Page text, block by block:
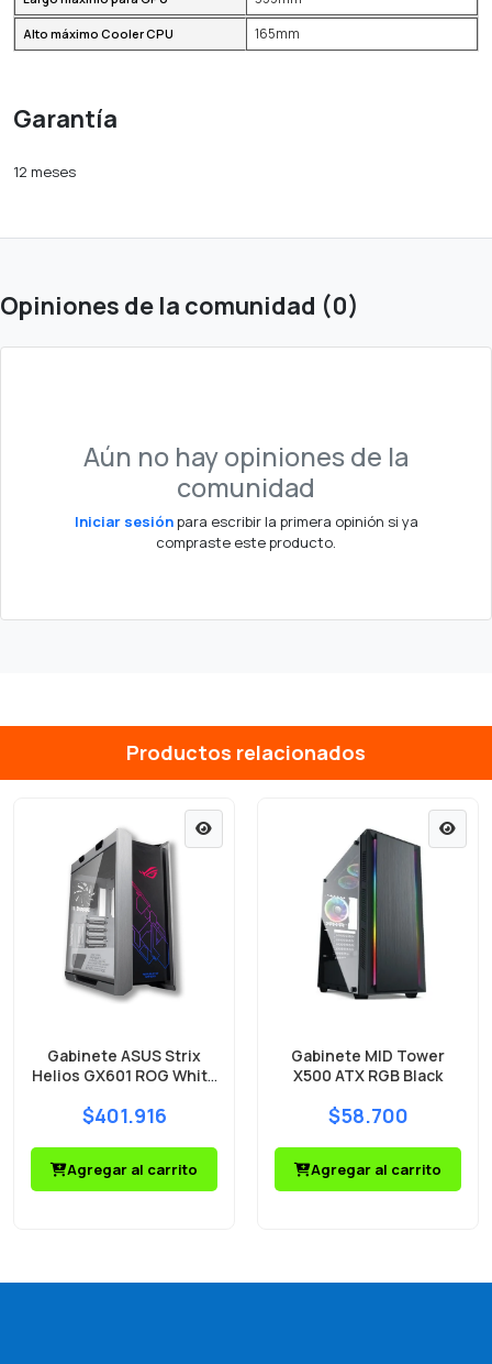
Alto máximo Cooler CPU 165mm
Garantía
12 meses
Opiniones de la comunidad (0)
Aún no hay opiniones de la
comunidad
Iniciar sesiónpara escribir la primera opinión si ya
compraste este producto.
Productos relacionados
Gabinete ASUS Strix
Helios GX601 ROG White
Vidrio Templado
$401.916
Agregar al carrito
Gabinete MID Tower
X500 ATX RGB Black
$58.700
Agregar al carrito